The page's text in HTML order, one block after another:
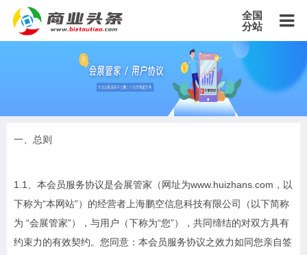
全国
分站
广东站 重庆站 天津站 江苏站
浙江站
河南站 河北站
吉林站
甘肃站
一、总则
1.1、本会员服务协议是会展管家（网址为www.huizhans.com ，以
下称为“本网站”）的经营者上海鹏空信息科技有限公司（以下简称
为 “会展管家”），与用户（下称为“您”），共同缔结的对双方具有
约束力的有效契约。您同意：本会员服务协议之效力如同您亲自签